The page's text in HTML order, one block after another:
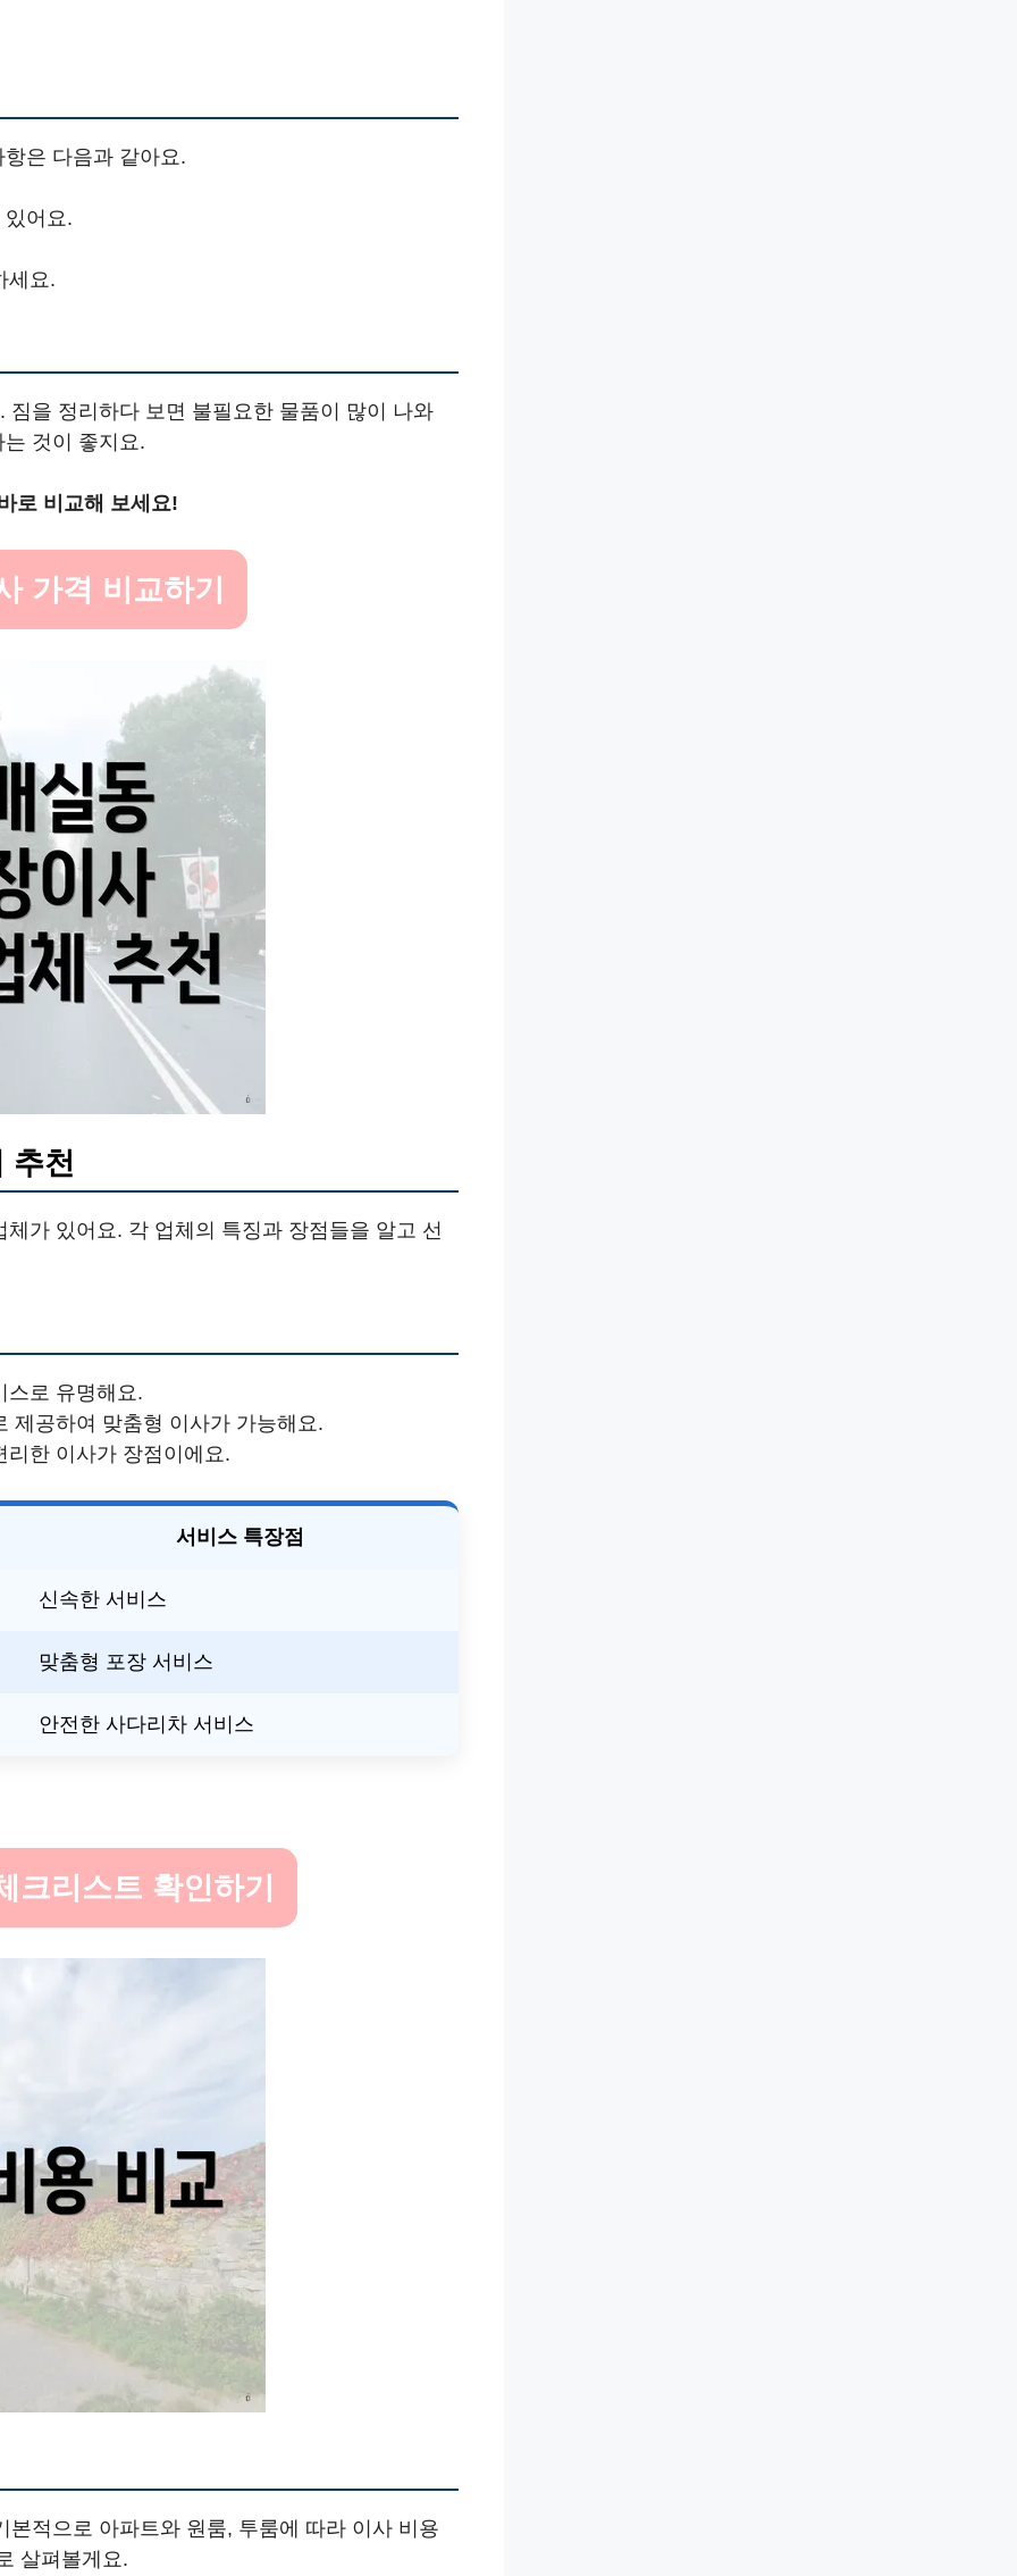
은 다음과 같아요.
어요.
세요.
을 정리하다 보면 불필요한 물품이 많이 나와
것이 좋지요.
로 비교해 보세요!
가격 비교하기
추천
가 있어요. 각 업체의 특징과 장점들을 알고 선
스로 유명해요.
제공하여 맞춤형 이사가 가능해요.
한 이사가 장점이에요.
서비스 특장점
신속한 서비스
맞춤형 포장 서비스
안전한 사다리차 서비스
리스트 확인하기
적으로 아파트와 원룸, 투룸에 따라 이사 비용
살펴볼게요.